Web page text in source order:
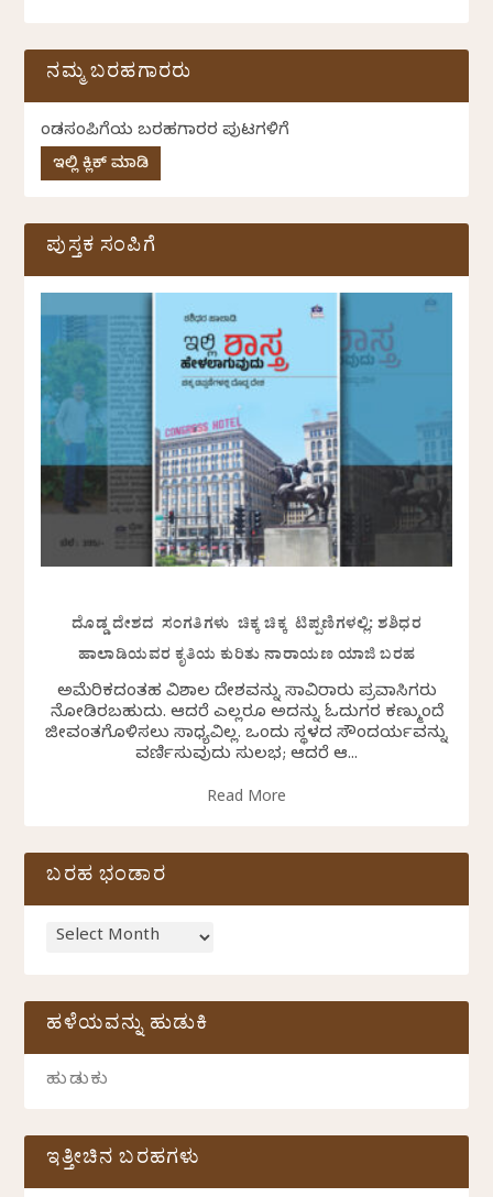
ನಮ್ಮ ಬರಹಗಾರರು
ಕೆಂಡಸಂಪಿಗೆಯ ಬರಹಗಾರರ ಪುಟಗಳಿಗೆ
ಇಲ್ಲಿ ಕ್ಲಿಕ್ ಮಾಡಿ
ಪುಸ್ತಕ ಸಂಪಿಗೆ
ದೊಡ್ಡ ದೇಶದ ಸಂಗತಿಗಳು ಚಿಕ್ಕ ಚಿಕ್ಕ ಟಿಪ್ಪಣಿಗಳಲ್ಲಿ: ಶಶಿಧರ
ಹಾಲಾಡಿಯವರ ಕೃತಿಯ ಕುರಿತು ನಾರಾಯಣ ಯಾಜಿ ಬರಹ
ಅಮೆರಿಕದಂತಹ ವಿಶಾಲ ದೇಶವನ್ನು ಸಾವಿರಾರು ಪ್ರವಾಸಿಗರು
ನೋಡಿರಬಹುದು. ಆದರೆ ಎಲ್ಲರೂ ಅದನ್ನು ಓದುಗರ ಕಣ್ಮುಂದೆ
ಜೀವಂತಗೊಳಿಸಲು ಸಾಧ್ಯವಿಲ್ಲ. ಒಂದು ಸ್ಥಳದ ಸೌಂದರ್ಯವನ್ನು
ವರ್ಣಿಸುವುದು ಸುಲಭ; ಆದರೆ ಆ...
Read More
ಬರಹ ಭಂಡಾರ
ಹಳೆಯವನ್ನು ಹುಡುಕಿ
ಇತ್ತೀಚಿನ ಬರಹಗಳು